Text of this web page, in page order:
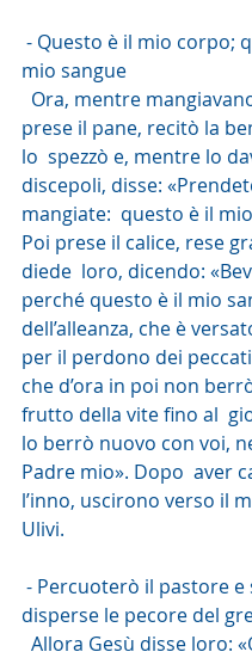
mio sangue
prese il pane, recitò la
lo  spezzò e, mentre lo
discepoli, disse:
mangiate:  questo è il
Poi prese il calice, rese
diede  loro, dicendo:
perché questo è il mio
dell’alleanza, che è
per il perdono dei
che d’ora in poi non
frutto della vite fino al
lo berrò nuovo con voi,
Padre mio». Dopo  aver
l’inno, uscirono verso il
Ulivi.
disperse le pecore del